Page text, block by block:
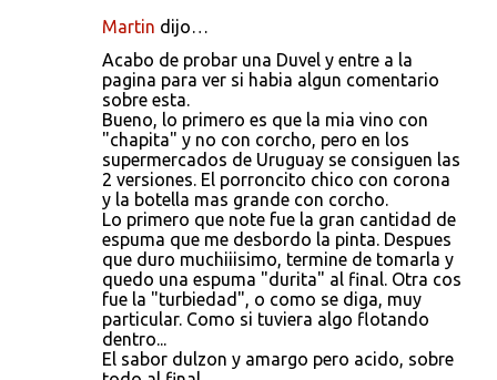
Martin dijo…
Acabo de probar una Duvel y entre a la
pagina para ver si habia algun comentario
sobre esta.
Bueno, lo primero es que la mia vino con
"chapita" y no con corcho, pero en los
supermercados de Uruguay se consiguen las
2 versiones. El porroncito chico con corona
y la botella mas grande con corcho.
Lo primero que note fue la gran cantidad de
espuma que me desbordo la pinta. Despues
que duro muchiiisimo, termine de tomarla y
quedo una espuma "durita" al final. Otra cos
fue la "turbiedad", o como se diga, muy
particular. Como si tuviera algo flotando
dentro...
El sabor dulzon y amargo pero acido, sobre